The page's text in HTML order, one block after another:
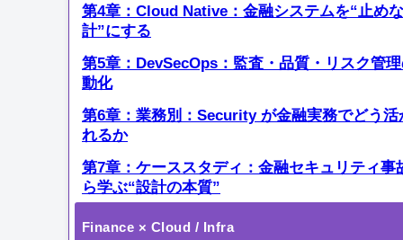
第4章：Cloud Native：金融システムを“止め
計”にする
第5章：DevSecOps：監査・品質・リスク管
動化
第6章：業務別：Security が金融実務でどう活
れるか
第7章：ケーススタディ：金融セキュリティ事
ら学ぶ“設計の本質”
Finance × Cloud / Infra